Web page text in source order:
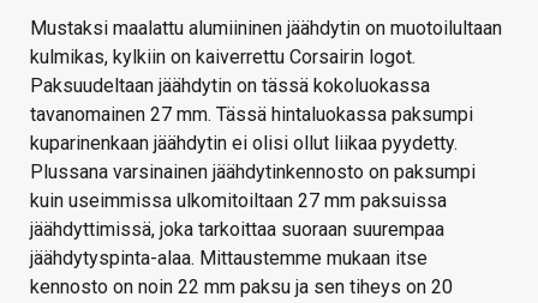
Mustaksi maalattu alumiininen jäähdytin on muotoilultaan
kulmikas, kylkiin on kaiverrettu Corsairin logot.
Paksuudeltaan jäähdytin on tässä kokoluokassa
tavanomainen 27 mm. Tässä hintaluokassa paksumpi
kuparinenkaan jäähdytin ei olisi ollut liikaa pyydetty.
Plussana varsinainen jäähdytinkennosto on paksumpi
kuin useimmissa ulkomitoiltaan 27 mm paksuissa
jäähdyttimissä, joka tarkoittaa suoraan suurempaa
jäähdytyspinta-alaa. Mittaustemme mukaan itse
kennosto on noin 22 mm paksu ja sen tiheys on 20